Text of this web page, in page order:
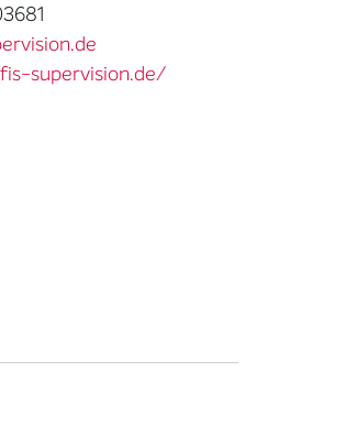
supervision.de/